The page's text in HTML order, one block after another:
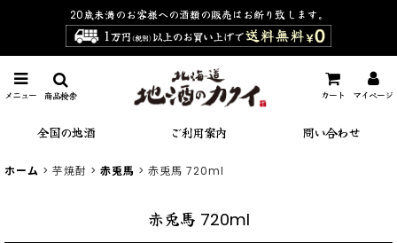
20歳未満のお客様への酒類の販売は お断り致します。
メニュー カート マイページ
全国の地酒 ご利用案内 問い合わせ
商品検索
ホーム > 芋焼酎 > 赤兎馬 > 赤兎馬 720ml
赤兎馬 720ml